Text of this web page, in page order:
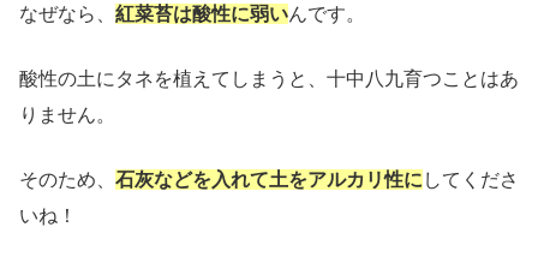
なぜなら、 紅菜苔は酸性に弱いんです。
酸性の土にタネを植えてしまうと、十中八九育つことはあ
りません。
そのため、 石灰などを入れて土をアルカリ性に してくださ
いね！